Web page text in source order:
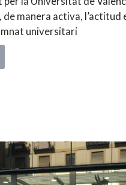
manera activa, l’actitud
universitari